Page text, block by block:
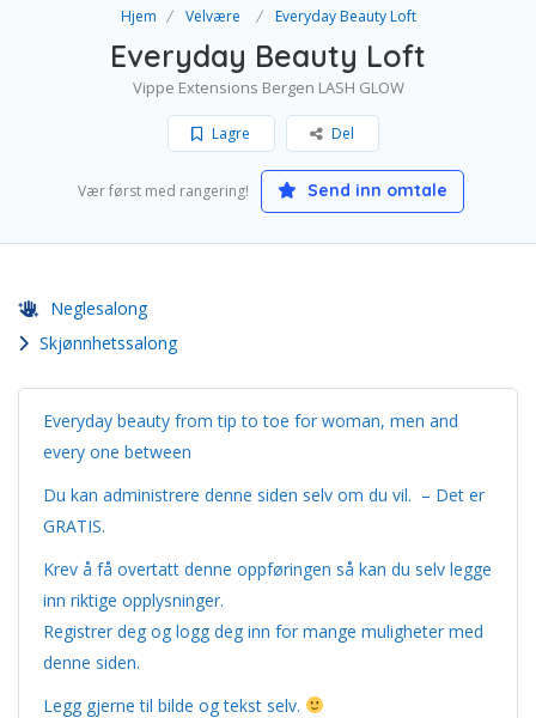
Hjem Velvære Everyday Beauty Loft
Everyday Beauty Loft
Vippe Extensions Bergen LASH GLOW
Lagre Del
Vær først med rangering! Send inn omtale
Neglesalong
Skjønnhetssalong
Everyday beauty from tip to toe for woman, men and
every one between
Du kan administrere denne siden selv om du vil. – Det er
GRATIS.
Krev å få overtatt denne oppføringen så kan du selv legge
inn riktige opplysninger.
Registrer deg og logg deg inn for mange muligheter med
denne siden.
Legg gjerne til bilde og tekst selv.